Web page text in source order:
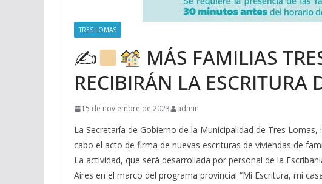
TRES LOMAS
✍
MÁS FAMILIAS
RECIBIRÁN LA ESCRITURA
15 de noviembre de 2023 admin
La Secretaría de Gobierno de la Municipalidad de Tres
cabo el acto de firma de nuevas escrituras de viviendas de
La actividad, que será desarrollada por personal de la
Aires en el marco del programa provincial “Mi Escritura, mi